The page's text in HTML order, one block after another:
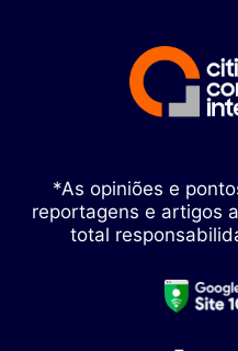
*As opiniões e
reportagens e artigos
total